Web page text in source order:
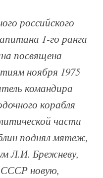
российского
1-го ранга
посвящена
ноября 1975
командира
корабля
части
поднял мятеж,
Л.И. Брежневу,
новую,